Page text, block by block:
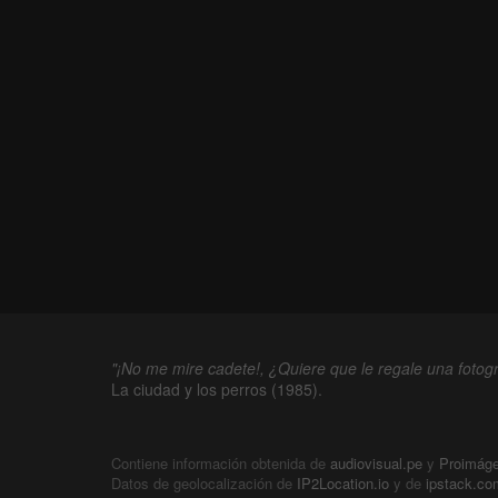
"¡No me mire cadete!, ¿Quiere que le regale una
La ciudad y los perros (1985).
Contiene información obtenida de audiovisual.pe y
Datos de geolocalización de IP2Location.io y de